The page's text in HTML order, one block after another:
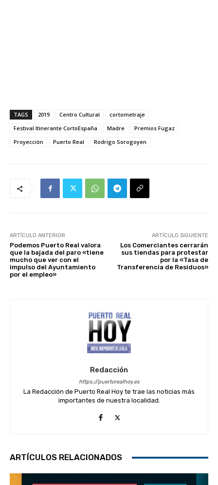
TAGS 2019 Centro Cultural
cortometraje
Festival Itinerante CortoEspaña
Madre
Premios Fugaz
Proyección
Puerto Real Rodrigo Sorogoyen
ARTÍCULO ANTERIOR
Podemos Puerto Real valora
que la bajada del paro «tiene
mucho que ver con el
impulso del Ayuntamiento
por el empleo»
ARTÍCULO SIGUIENTE
Los Comerciantes cerrarán
sus tiendas para protestar
por la «Tasa de
Transferencia de Residuos»
Redacción
https://puertorealhoy.es
La Redacción de Puerto Real Hoy te trae las noticias más
importantes de nuestra localidad.
ARTÍCULOS RELACIONADOS